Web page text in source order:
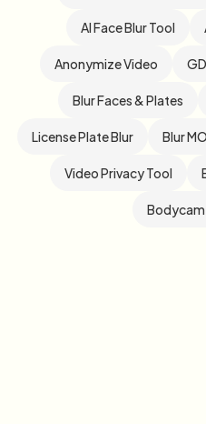
AI Face Blur Tool
Anonymize Video
Blur Faces & Plates
License Plate Blur Blur
Video Privacy Tool
Bodycam